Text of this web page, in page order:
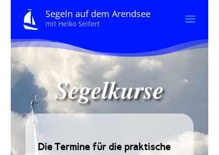
Segeln auf dem Arendsee
mit Heiko Seifert
Segelkurse
Die Termine für die praktische